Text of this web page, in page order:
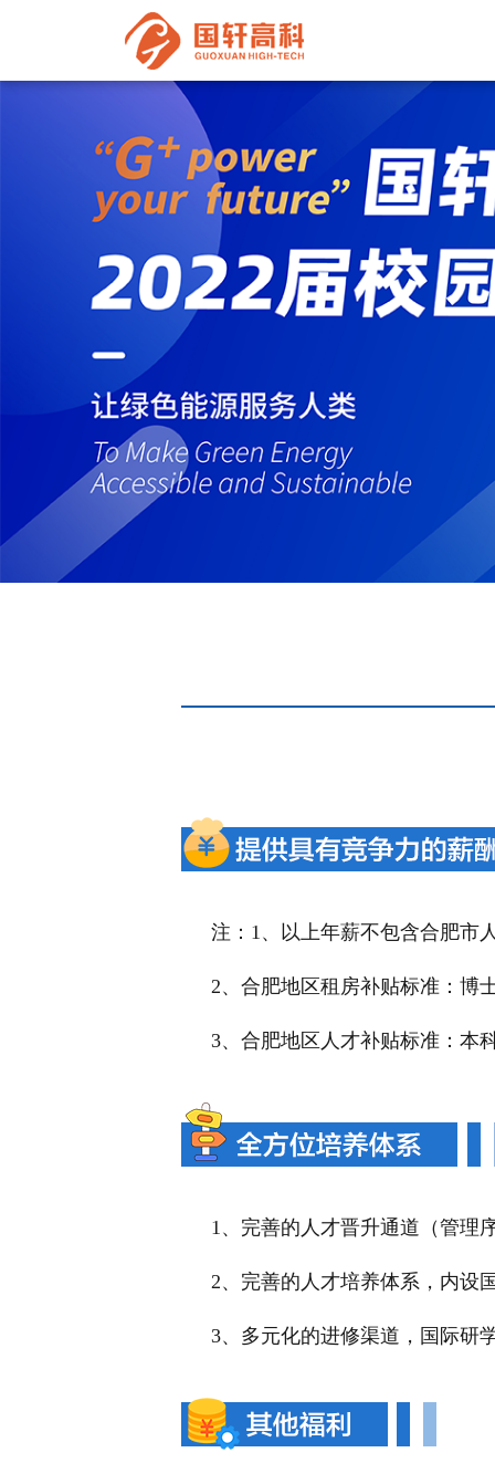
注：1、以上年薪不包含合肥市
2、合肥地区租房补贴标准：博
3、合肥地区人才补贴标准：本
1、完善的人才晋升通道（管理
2、完善的人才培养体系，内设
3、多元化的进修渠道，国际研